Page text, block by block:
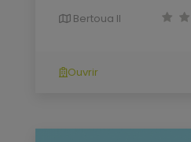
Bertoua II
Ouvrir